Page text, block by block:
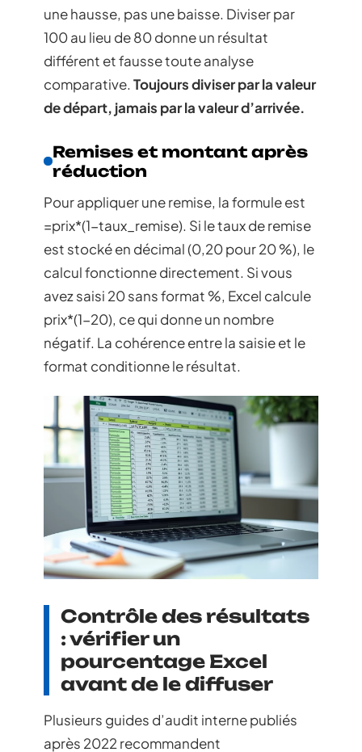
une hausse, pas une baisse. Diviser par
100 au lieu de 80 donne un résultat
différent et fausse toute analyse
comparative. Toujours diviser par la valeur
de départ, jamais par la valeur d’arrivée.
Remises et montant après
réduction
Pour appliquer une remise, la formule est
=prix*(1-taux_remise). Si le taux de remise
est stocké en décimal (0,20 pour 20 %), le
calcul fonctionne directement. Si vous
avez saisi 20 sans format %, Excel calcule
prix*(1-20), ce qui donne un nombre
négatif. La cohérence entre la saisie et le
format conditionne le résultat.
Contrôle des résultats
: vérifier un
pourcentage Excel
avant de le diffuser
Plusieurs guides d’audit interne publiés
après 2022 recommandent